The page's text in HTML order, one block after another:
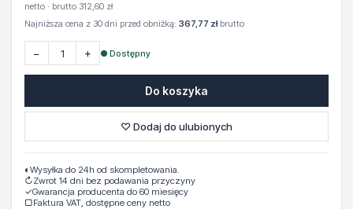
netto · brutto 312,60 zł
Najniższa cena z 30 dni przed obniżką: 367,77 złbrutto
− + ● Dostępny
Do koszyka
♡ Dodaj do ulubionych
◐ Wysyłka do 24h od skompletowania.
↻Zwrot 14 dni bez podawania przyczyny
✓Gwarancja producenta do 60 miesięcy
▢Faktura VAT, dostępne ceny netto